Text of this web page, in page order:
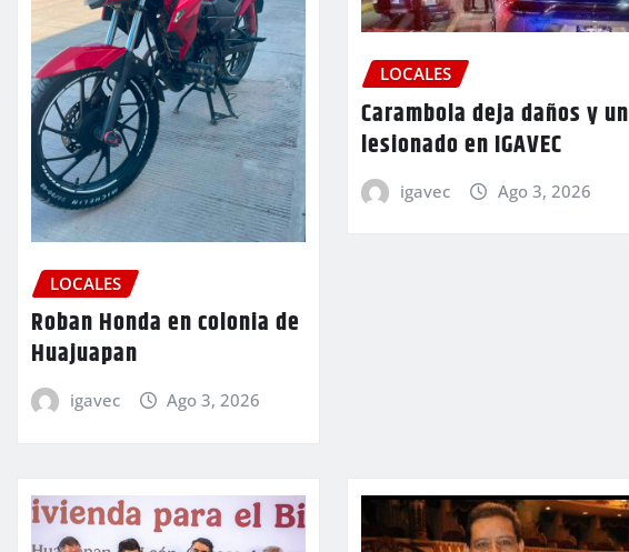
LOCALES
Roban Honda en colonia de
Huajuapan
igavec Ago 3, 2026
LOCALES
Carambola deja daños y un
lesionado en IGAVEC
igavec Ago 3, 2026